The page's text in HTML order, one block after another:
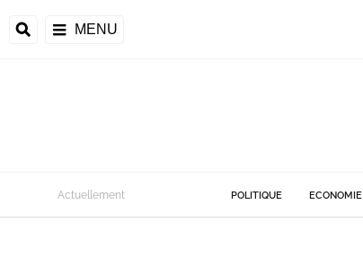
MENU
Actuellement POLITIQUE ECONOMIE